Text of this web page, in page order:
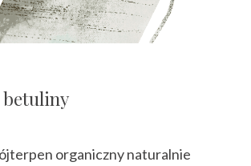
organiczny naturalnie